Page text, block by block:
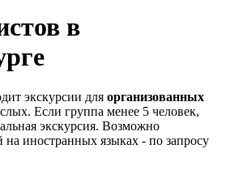
в
экскурсии для организованных
Если группа менее 5 человек,
экскурсия. Возможно
на иностранных языках - по запросу